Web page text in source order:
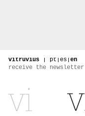
vitruvius | pt | es | en
receive the newsletter